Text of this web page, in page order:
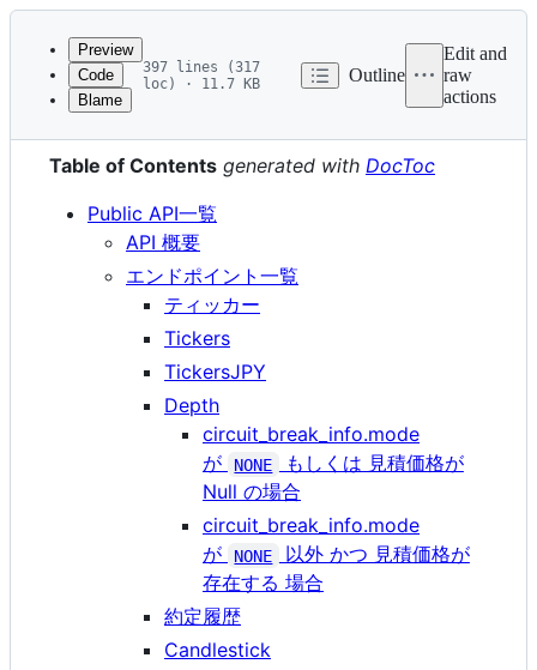
Latest
commit
metadata
and
controls
Preview
Code
Blame
397 lines (317
loc) · 11.7 KB
Outline
Edit and
raw
actions
English
Table of Contents generated with DocToc
Public API一覧
API 概要
エンドポイント一覧
ティッカー
Tickers
TickersJPY
Depth
circuit_break_info.mode
が
NONE
もしくは 見積価格が
Null の場合
circuit_break_info.mode
が
NONE
以外 かつ 見積価格が
存在する 場合
約定履歴
Candlestick